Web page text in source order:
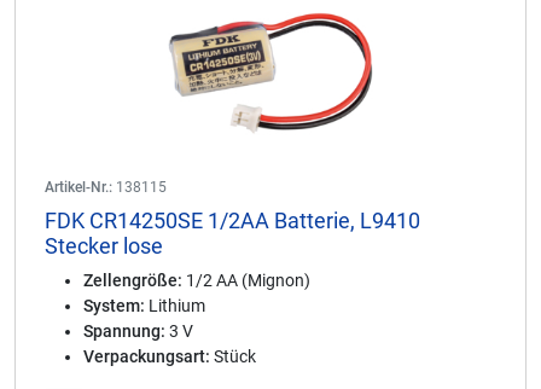
Artikel-Nr.: 138115
FDK CR14250SE 1/2AA Batterie, L9410
Stecker lose
Zellengröße: 1/2 AA (Mignon)
System: Lithium
Spannung: 3 V
Verpackungsart: Stück